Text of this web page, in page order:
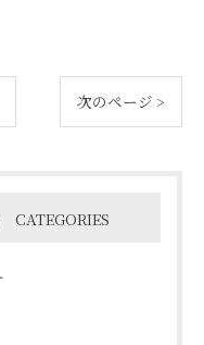
次のページ >
CATEGORIES